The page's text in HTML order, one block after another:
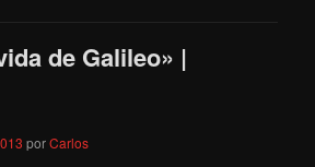
de Galileo» |
porCarlos